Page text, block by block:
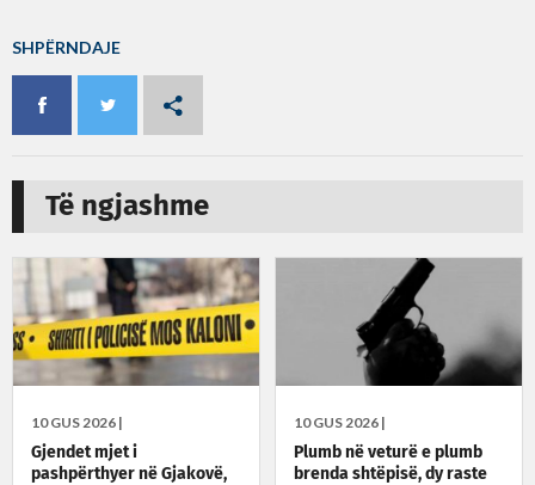
SHPËRNDAJE
Të ngjashme
10 GUS 2026 |
Gjendet mjet i
pashpërthyer në Gjakovë,
10 GUS 2026 |
Plumb në veturë e plumb
brenda shtëpisë, dy raste